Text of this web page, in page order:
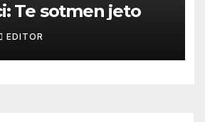
Te sotmen jeto
EDITOR